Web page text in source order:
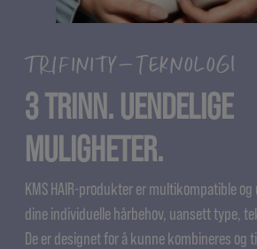
TRIFINITY-TEKNOLOGI
3 TRINN. UENDELIGE
MULIGHETER.
KMS HAIR-produkter er multikompatible
dine individuelle hårbehov, uansett type,
De er designet for å kunne kombineres og